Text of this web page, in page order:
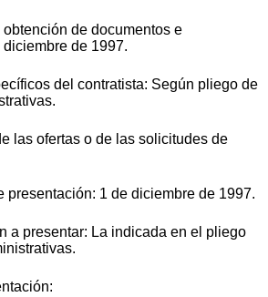
de documentos e
de 1997.
del contratista: Según pliego de
las ofertas o de las solicitudes de
presentación: 1 de diciembre de 1997.
a presentar: La indicada en el pliego